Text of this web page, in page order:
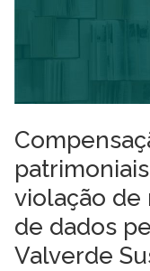
violação de
de dados
Valverde